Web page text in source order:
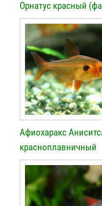
Орнатус красный
Афиохаракс
красноплавничный